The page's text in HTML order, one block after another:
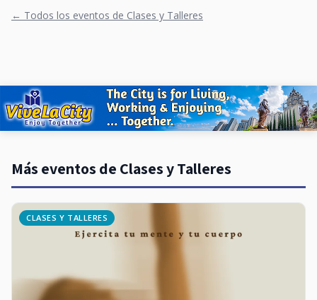
← Todos los eventos de Clases y Talleres
Más eventos de Clases y Talleres
CLASES Y TALLERES